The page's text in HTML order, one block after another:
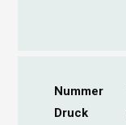
Nummer
Druck